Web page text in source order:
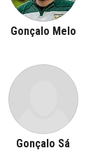
Gonçalo Melo
Gonçalo Sá